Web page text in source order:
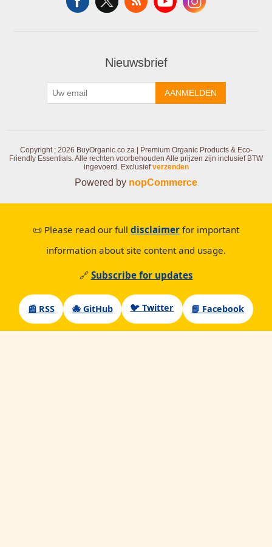
Nieuwsbrief
AANMELDEN
Copyright ; 2026 BuyOrganic.co.za | Premium Organic Products & Eco-
Friendly Essentials. Alle rechten voorbehouden Alle prijzen zijn inclusief BTW
ingevoerd. Exclusiefverzenden
Powered by nopCommerce
📜 Please read our full disclaimer for important
information about site content and usage.
🔗 Subscribe for updates
📰 RSS 🐙 GitHub 🐦 Twitter 📘 Facebook